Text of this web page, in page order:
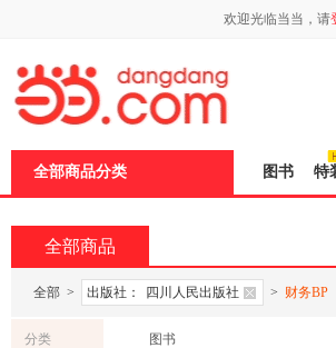
欢迎光临当当，请
全部商品分类 图书 特
全部商品
全部 > 出版社： 四川人民出版社 > 财务BP
分类 图书
页
加